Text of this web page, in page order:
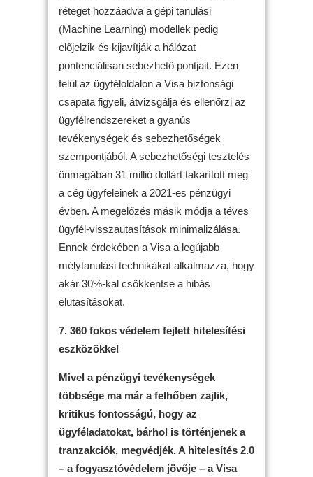
réteget hozzáadva a gépi tanulási
(Machine Learning) modellek pedig
előjelzik és kijavítják a hálózat
pontenciálisan sebezhető pontjait. Ezen
felül az ügyféloldalon a Visa biztonsági
csapata figyeli, átvizsgálja és ellenőrzi az
ügyfélrendszereket a gyanús
tevékenységek és sebezhetőségek
szempontjából. A sebezhetőségi tesztelés
önmagában 31 millió dollárt takarított meg
a cég ügyfeleinek a 2021-es pénzügyi
évben. A megelőzés másik módja a téves
ügyfél-visszautasítások minimalizálása.
Ennek érdekében a Visa a legújabb
mélytanulási technikákat alkalmazza, hogy
akár 30%-kal csökkentse a hibás
elutasításokat.
7. 360 fokos védelem fejlett hitelesítési
eszközökkel
Mivel a pénzügyi tevékenységek
többsége ma már a felhőben zajlik,
kritikus fontosságú, hogy az
ügyféladatokat, bárhol is történjenek a
tranzakciók, megvédjék. A hitelesítés 2.0
– a fogyasztóvédelem jövője – a Visa